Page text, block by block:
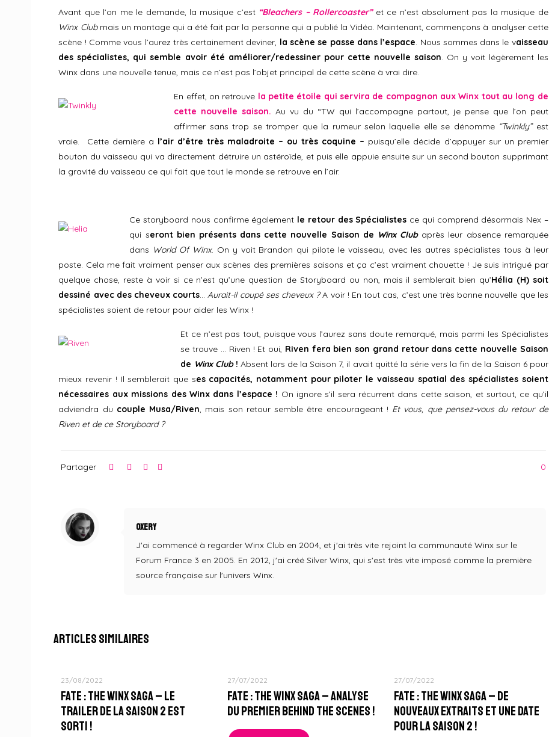
Avant que l’on me le demande, la musique c’est “Bleachers – Rollercoaster”et ce n’est absolument pas la musique de
Winx Clubmais un montage qui a été fait par la personne qui a publié la Vidéo. Maintenant, commençons à analyser cette
scène ! Comme vous l’aurez très certainement deviner, la scène se passe dans l’espace. Nous sommes dans le vaisseau
des spécialistes, qui semble avoir été améliorer/redessiner pour cette nouvelle saison. On y voit légèrement les
Winx dans une nouvelle tenue, mais ce n’est pas l’objet principal de cette scène à vrai dire.
En effet, on retrouve la petite étoile qui servira de compagnon aux Winx tout au long de
cette nouvelle saison. Au vu du “TW qui l’accompagne partout, je pense que l’on peut
affirmer sans trop se tromper que la rumeur selon laquelle elle se dénomme “Twinkly”est
vraie. Cette dernière a l’air d’être très maladroite – ou très coquine – puisqu’elle décide d’appuyer sur un premier
bouton du vaisseau qui va directement détruire un astéroïde, et puis elle appuie ensuite sur un second bouton supprimant
la gravité du vaisseau ce qui fait que tout le monde se retrouve en l’air.
Ce storyboard nous confirme également le retour des Spécialistes ce qui comprend désormais Nex –
qui seront bien présents dans cette nouvelle Saison de Winx Club après leur absence remarquée
dans World Of Winx. On y voit Brandon qui pilote le vaisseau, avec les autres spécialistes tous à leur
poste. Cela me fait vraiment penser aux scènes des premières saisons et ça c’est vraiment chouette ! Je suis intrigué par
quelque chose, reste à voir si ce n’est qu’une question de Storyboard ou non, mais il semblerait bien qu’Hélia (H) soit
dessiné avec des cheveux courts…Aurait-il coupé ses cheveux ?A voir ! En tout cas, c’est une très bonne nouvelle que les
spécialistes soient de retour pour aider les Winx !
Et ce n’est pas tout, puisque vous l’aurez sans doute remarqué, mais parmi les Spécialistes
se trouve … Riven ! Et oui, Riven fera bien son grand retour dans cette nouvelle Saison
de Winx Club! Absent lors de la Saison 7, il avait quitté la série vers la fin de la Saison 6 pour
mieux revenir ! Il semblerait que ses capacités, notamment pour piloter le vaisseau spatial des spécialistes soient
nécessaires aux missions des Winx dans l’espace ! On ignore s’il sera récurrent dans cette saison, et surtout, ce qu’il
adviendra du couple Musa/Riven, mais son retour semble être encourageant ! Et vous, que pensez-vous du retour de
Riven et de ce Storyboard ?
Partager 0
Oxery
J'ai commencé à regarder Winx Club en 2004, et j'ai très vite rejoint la communauté Winx sur le
Forum France 3 en 2005. En 2012, j'ai créé Silver Winx, qui s'est très vite imposé comme la première
source française sur l'univers Winx.
Articles similaires
23/08/2022
Fate : The Winx Saga – Le
Trailer de la Saison 2 est
sorti !
27/07/2022
Fate : The Winx Saga – Analyse
du Premier Behind The Scenes !
27/07/2022
Fate : The Winx Saga – De
nouveaux extraits et une date
pour la Saison 2 !